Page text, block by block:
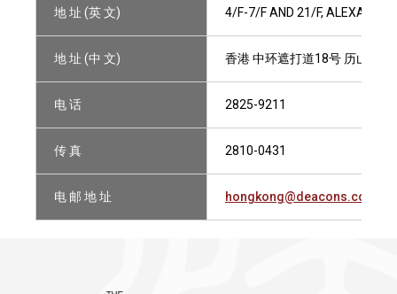
地 址 (英 文) 4/F-7/F AND 21/F, ALEXANDRA
地 址 (中 文) 香港 中环遮打道18号 历山大
电 话 2825-9211
传 真 2810-0431
电 邮 地 址 hongkong@deacons.com